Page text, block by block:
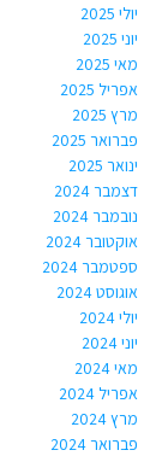
יולי 2025
יוני 2025
מאי 2025
אפריל 2025
מרץ 2025
פברואר 2025
ינואר 2025
דצמבר 2024
נובמבר 2024
אוקטובר 2024
ספטמבר 2024
אוגוסט 2024
יולי 2024
יוני 2024
מאי 2024
אפריל 2024
מרץ 2024
פברואר 2024